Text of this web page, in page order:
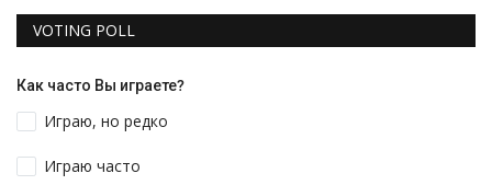
VOTING POLL
Как часто Вы играете?
Играю, но редко
Играю часто